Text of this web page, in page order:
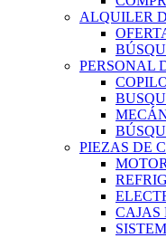
ALQUILER
PERSONAL
PIEZAS DE
CAJAS